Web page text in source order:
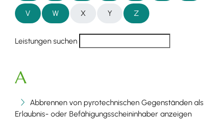
V W X Y Z
Leistungen suchen
A
Abbrennen von pyrotechnischen Gegenständen als
Erlaubnis- oder Befähigungsscheininhaber anzeigen